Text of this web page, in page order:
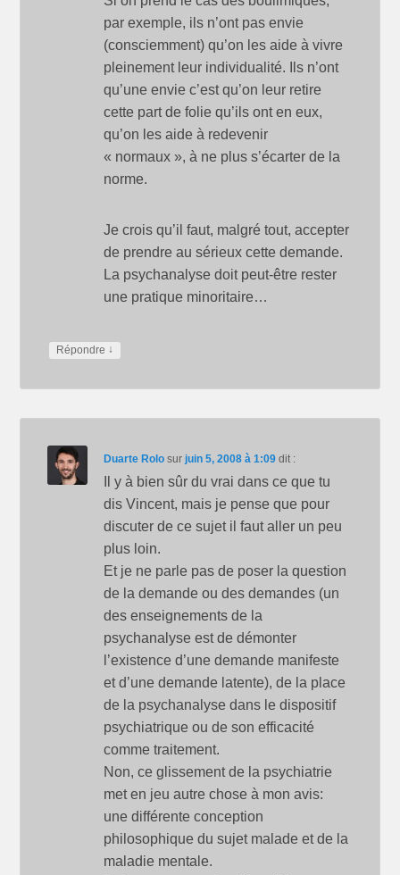
par exemple, ils n’ont pas envie
(consciemment) qu’on les aide à vivre
pleinement leur individualité. Ils n’ont
qu’une envie c’est qu’on leur retire
cette part de folie qu’ils ont en eux,
qu’on les aide à redevenir
« normaux », à ne plus s’écarter de la
norme.
Je crois qu’il faut, malgré tout, accepter
de prendre au sérieux cette demande.
La psychanalyse doit peut-être rester
une pratique minoritaire…
Répondre ↓
Duarte Rolo sur juin 5, 2008 à 1:09dit :
Il y à bien sûr du vrai dans ce que tu
dis Vincent, mais je pense que pour
discuter de ce sujet il faut aller un peu
plus loin.
Et je ne parle pas de poser la question
de la demande ou des demandes (un
des enseignements de la
psychanalyse est de démonter
l’existence d’une demande manifeste
et d’une demande latente), de la place
de la psychanalyse dans le dispositif
psychiatrique ou de son efficacité
comme traitement.
Non, ce glissement de la psychiatrie
met en jeu autre chose à mon avis:
une différente conception
philosophique du sujet malade et de la
maladie mentale.